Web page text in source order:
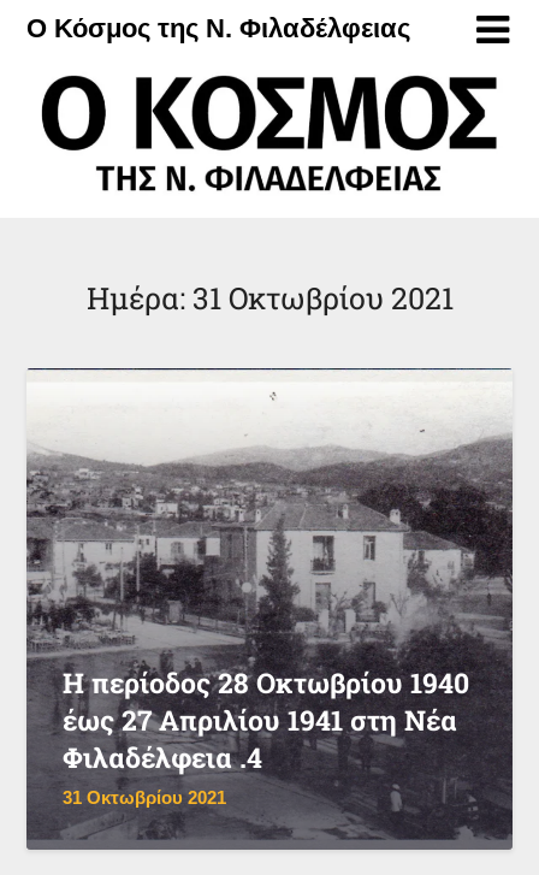
Μετάβαση
περιεχόμενο
Ο Κόσμος της Ν. Φιλαδέλφειας
Ημέρα: 31 Οκτωβρίου 2021
Η περίοδος 28 Οκτωβρίου 1940
έως 27 Απριλίου 1941 στη Νέα
Φιλαδέλφεια .4
31 Οκτωβρίου 2021